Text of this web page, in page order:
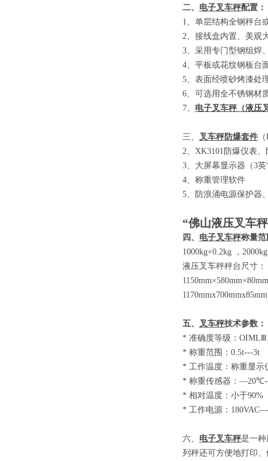
二、 电子叉车秤配置：
1、单层结构全钢秤台
2、接线盒内置、美观
3、采用专门型钢组焊
4、平板或花纹钢板台
5、表面经喷砂烤漆处
6、可选用全不锈钢材
7、 电子叉车秤 （液压
三、 叉车秤防爆套件
2、 XK3101 防爆仪表
3、大屏幕显示器 （3英
4、称重管理软件
5、防浪涌电源保护器
“佛山液压叉车
四、 电子叉车秤称量范
1000kg×0.2kg
，
液压叉车秤秤台尺寸：
1150mm×580mm×80mm
1170mmx700mmx85mm
五、 叉车秤技术参数 ：
* 准确度等级：
* 称重范围：
* 工作温度：称重显示
* 称重传感器：
* 相对温度：小于
* 工作电源：
六、 电子叉车秤是一
列秤还可方便地打印